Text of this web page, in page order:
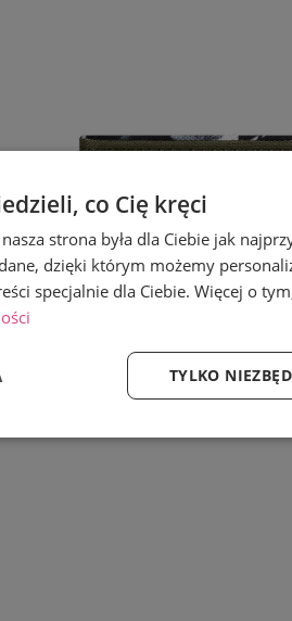
co Cię kręci
strona była dla Ciebie jak
dzięki którym możemy
specjalnie dla Ciebie. Więcej o
TYLKO